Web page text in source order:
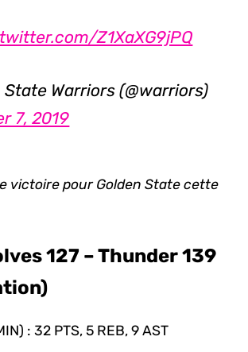
Z1XaXG9jPQ
Warriors (@warriors)
7, 2019
victoire pour Golden State cette
127 – Thunder 139
: 32 PTS, 5 REB, 9 AST